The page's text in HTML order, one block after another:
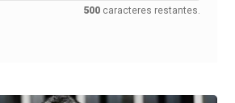
500 caracteres restantes.